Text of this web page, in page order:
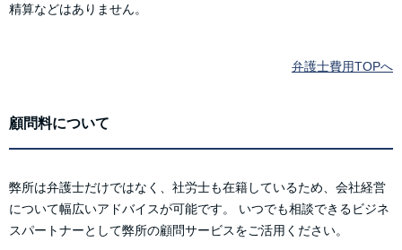
精算などはありません。
弁護士費用TOPへ
顧問料について
弊所は弁護士だけではなく、社労士も在籍しているため、会社経営
について幅広いアドバイスが可能です。 いつでも相談できるビジネ
スパートナーとして弊所の顧問サービスをご活用ください。